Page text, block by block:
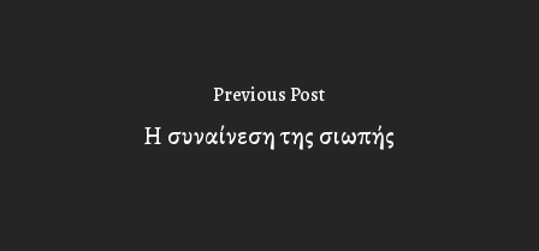
Previous Post
Η συναίνεση της σιωπής